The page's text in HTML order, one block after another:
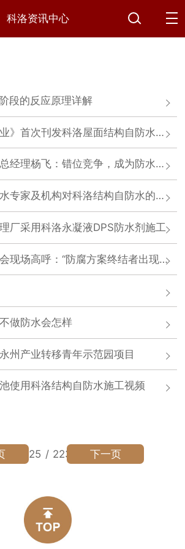
科洛资讯中心
段的反应原理详解
首次刊发科洛屋面结构自防水技术
飞：错位竞争，成为防水行业逆势增长黑马
家及机构对科洛结构自防水的评价
厂采用科洛永凝液DPS防水剂施工
：“防腐方案终结者出现-科洛百年结构自防水技术”
做防水会怎样
州产业转移青年示范园项目
使用科洛结构自防水施工视频
125 / 223 下一页